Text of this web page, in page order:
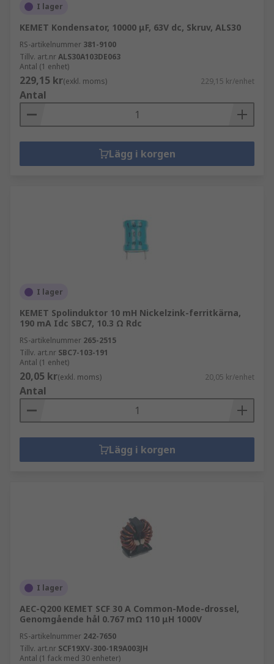
I lager
KEMET Kondensator, 10000 μF, 63V dc, Skruv, ALS30
RS-artikelnummer 381-9100
Tillv. art.nrALS30A103DE063
Antal (1 enhet)
229,15 kr(exkl. moms) 229,15 kr/enhet
Antal
Lägg i korgen
I lager
KEMET Spolinduktor 10 mH Nickelzink-ferritkärna,
190 mA Idc SBC7, 10.3 Ω Rdc
RS-artikelnummer 265-2515
Tillv. art.nr SBC7-103-191
Antal (1 enhet)
20,05 kr(exkl. moms) 20,05 kr/enhet
Antal
Lägg i korgen
I lager
AEC-Q200 KEMET SCF 30 A Common-Mode-drossel,
Genomgående hål 0.767 mΩ 110 μH 1000V
RS-artikelnummer 242-7650
Tillv. art.nr SCF19XV-300-1R9A003JH
Antal (1 fack med 30 enheter)